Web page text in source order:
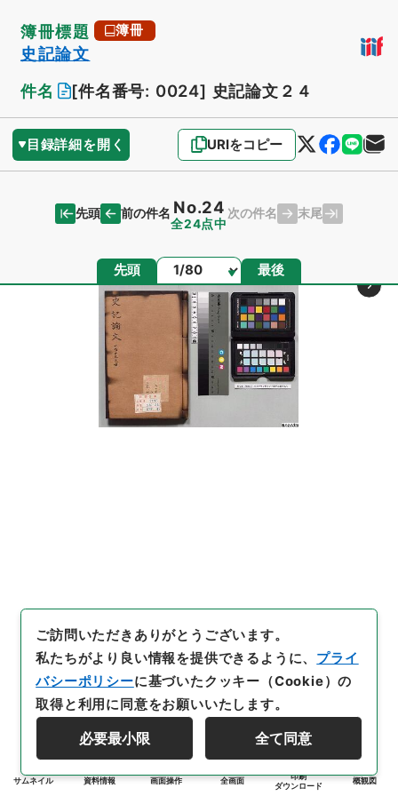
簿冊標題 簿冊
史記論文
件名
[件名番号: 0024] 史記論文２４
目録詳細を開く URIをコピー
先頭 前の件名 No.24
全24点中
次の件名 末尾
先頭 ページ 最後
サムネイル 資料情報 画面操作 全画面
印刷
ダウンロード
概観図
ご訪問いただきありがとうございます。
私たちがより良い情報を提供できるように、 プライ
バシーポリシーに基づいたクッキー（Cookie）の
取得と利用に同意をお願いいたします。
必要最小限 全て同意